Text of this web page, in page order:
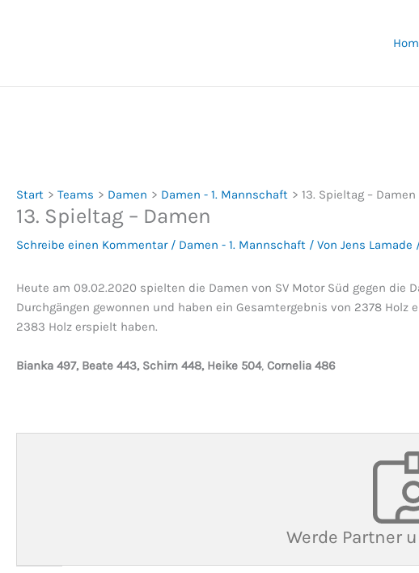
Start Teams Damen Damen - 1. Mannschaft 13. Spieltag – Damen
13. Spieltag – Damen
Schreibe einen Kommentar / Damen - 1. Mannschaft / Von Jens Lamade
Heute am 09.02.2020 spielten die Damen von SV Motor Süd gegen die
Durchgängen gewonnen und haben ein Gesamtergebnis von 2378 Holz
2383 Holz erspielt haben.
Bianka 497, Beate 443, Schirn 448, Heike 504, Cornelia 486
Werde Partner